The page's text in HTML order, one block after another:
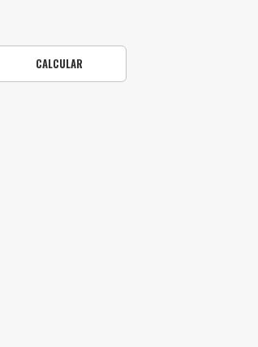
CALCULAR